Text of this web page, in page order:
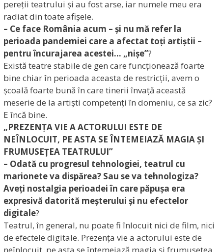
pereții teatrului și au fost arse, iar numele meu era
radiat din toate afișele.
– Ce face România acum – și nu mă refer la
perioada pandemiei care a afectat toți artiștii –
pentru încurajarea acestei… „nișe”?
Există teatre stabile de gen care funcționează foarte
bine chiar în perioada aceasta de restricții, avem o
școală foarte bună în care tinerii învață această
meserie de la artiști competenți în domeniu, ce sa zic?
E încă bine.
„PREZENȚA VIE A ACTORULUI ESTE DE
NEÎNLOCUIT, PE ASTA SE ÎNTEMEIAZĂ MAGIA ȘI
FRUMUSEȚEA TEATRULUI”
– Odată cu progresul tehnologiei, teatrul cu
marionete va dispărea? Sau se va tehnologiza?
Aveți nostalgia perioadei în care păpușa era
expresivă datorită meșterului și nu efectelor
digitale?
Teatrul, în general, nu poate fi înlocuit nici de film, nici
de efectele digitale. Prezența vie a actorului este de